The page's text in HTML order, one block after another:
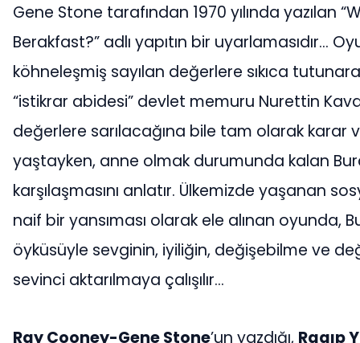
Gene Stone tarafından 1970 yılında yazılan
Berakfast?” adlı yapıtın bir uyarlamasıdır…
köhneleşmiş sayılan değerlere sıkıca
“istikrar abidesi” devlet memuru Nurettin
değerlere sarılacağına bile tam olarak karar
yaştayken, anne olmak durumunda kalan
karşılaşmasını anlatır. Ülkemizde yaşanan
naif bir yansıması olarak ele alınan oyunda,
öyküsüyle sevginin, iyiliğin, değişebilme ve
sevinci aktarılmaya çalışılır…
Ray Cooney-Gene Stone’un yazdığı, Ragıp